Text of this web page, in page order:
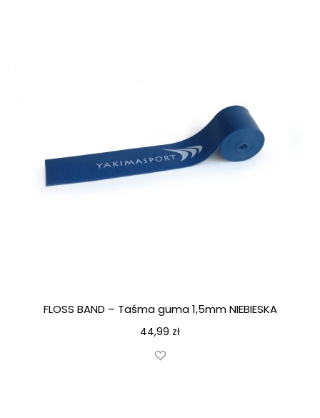
FLOSS BAND – Taśma guma 1,5mm NIEBIESKA
44,99 zł